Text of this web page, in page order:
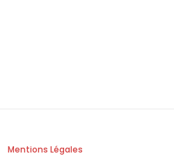
Mentions Légales